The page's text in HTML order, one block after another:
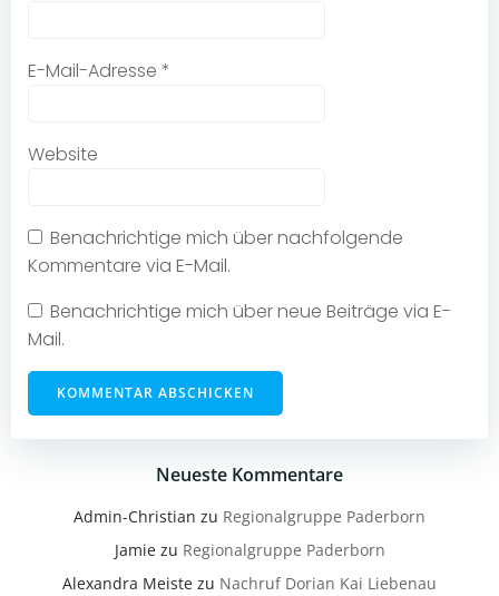
E-Mail-Adresse *
Website
Benachrichtige mich über nachfolgende
Kommentare via E-Mail.
Benachrichtige mich über neue Beiträge via E-
Mail.
Neueste Kommentare
Admin-Christian zu Regionalgruppe Paderborn
Jamiezu Regionalgruppe Paderborn
Alexandra Meiste zu Nachruf Dorian Kai Liebenau